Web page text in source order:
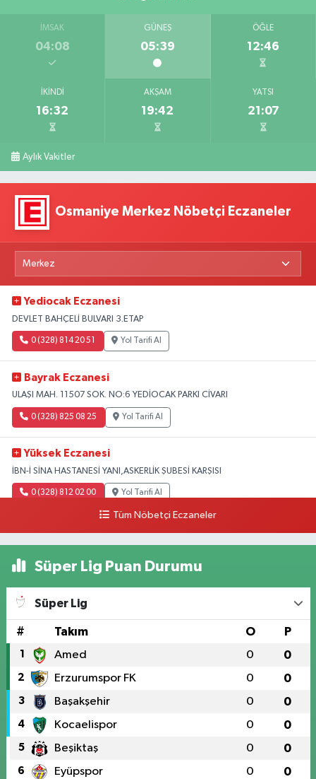
İMSAK
04:08
GÜNEŞ
05:39
ÖĞLE
12:46
İKINDI
16:32
AKŞAM
19:42
YATSI
21:07
Aylık Vakitler
Osmaniye Merkez Nöbetçi Eczaneler
Yediocak Eczanesi
DEVLET BAHÇELİ BULVARI 3.ETAP
0 (328) 814 20 51 Yol Tarifi Al
Bayrak Eczanesi
ULAŞI MAH. 11507 SOK. NO:6 YEDİOCAK PARKI CİVARI
0 (328) 825 08 25 Yol Tarifi Al
Yüksek Eczanesi
İBN-İ SİNA HASTANESİ YANI,ASKERLİK ŞUBESİ KARŞISI
0 (328) 812 02 00 Yol Tarifi Al
Tüm Nöbetçi Eczaneler
Süper Lig Puan Durumu
Süper Lig
# Takım O P
1 Amed 0 0
2 Erzurumspor FK 0 0
3 Başakşehir 0 0
4 Kocaelispor 0 0
5 Beşiktaş 0 0
6 Eyüpspor 0 0